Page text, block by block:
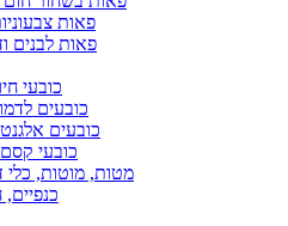
פאות
פאות לבנים
כובעי
כובעים
כובעים
כובעי
מטות, מוטות, כלי
כנפיים,